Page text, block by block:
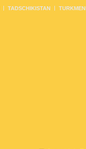
TADSCHIKISTAN